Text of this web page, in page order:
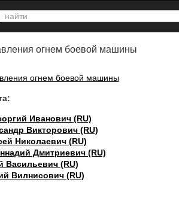
огнем боевой машины
Иванович (RU)
Викторович (RU)
Николаевич (RU)
Дмитриевич (RU)
Васильевич (RU)
Вилнисович (RU)